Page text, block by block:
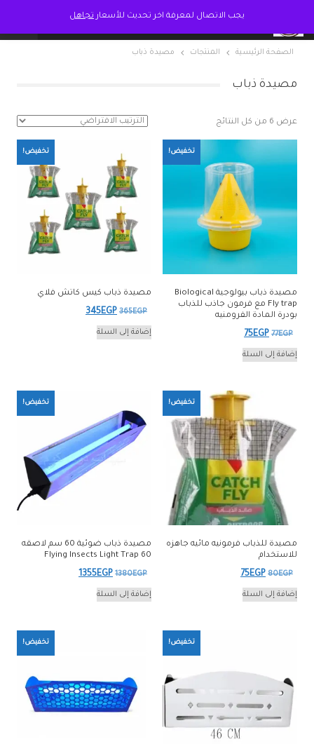
الصفحة الرئيسية المنتجات مصيدة ذباب
مصيدة ذباب
عرض ⁦6⁩ من كل النتائج
تخفيض!
مصيدة ذباب بيولوجية Biological
Fly trap مع فرمون جاذب للذباب
بودرة المادة الفرومنيه
77EGP
السعر
الأصلي
75EGP
الحاليإضافة إلى السلة
تخفيض!
مصيدة ذباب كيس كاتش فلاي
365EGP
السعر
الأصلي
345EGP
إضافة إلى السلة
تخفيض!
مصيدة للذباب فرمونيه مائيه جاهزه
للاستخدام
80EGP
السعر
الأصلي
75EGP
إضافة إلى السلة
تخفيض!
مصيدة ذباب ضوئية 60 سم لاصقه
Flying Insects Light Trap 60
1380EGP
السعر
الأصلي
1355EGP
إضافة إلى السلة
تخفيض! تخفيض!
يجب الاتصال لمعرفة اخر تحديث للأسعار تجاهل